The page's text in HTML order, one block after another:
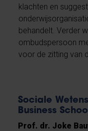
klachten en
behandelt. Verder
ombudspersoon
voor de zitting van
Sociale
Business
Prof. dr. Joke